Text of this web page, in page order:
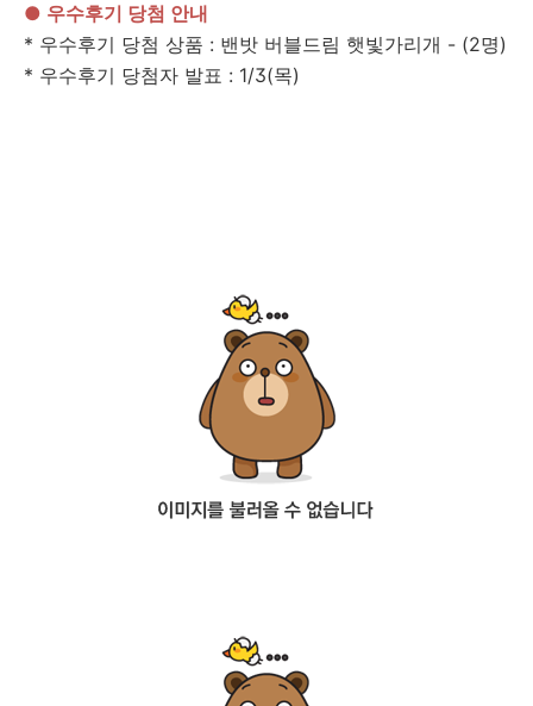
● 우수후기 당첨 안내
* 우수후기 당첨 상품 : 밴밧 버블드림 햇빛가리개 - (2명)
* 우수후기 당첨자 발표 : 1/3(목)